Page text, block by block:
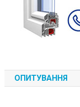
ОПИТУВАННЯ